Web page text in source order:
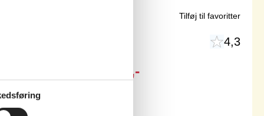
4,3
19.026,-
Tilføj til favoritter